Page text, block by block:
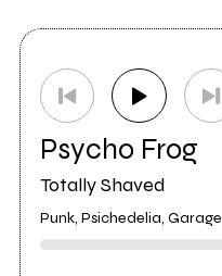
Psycho Frog
Totally Shaved
Punk, Psichedelia, Garage